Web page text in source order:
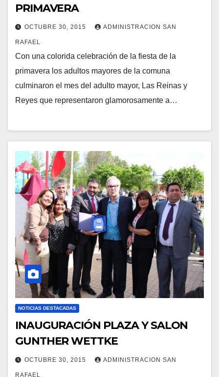
PRIMAVERA
OCTUBRE 30, 2015 ADMINISTRACION SAN
RAFAEL
Con una colorida celebración de la fiesta de la
primavera los adultos mayores de la comuna
culminaron el mes del adulto mayor, Las Reinas y
Reyes que representaron glamorosamente a…
NOTICIAS DESTACADAS
INAUGURACIÓN PLAZA Y SALON
GUNTHER WETTKE
OCTUBRE 30, 2015 ADMINISTRACION SAN
RAFAEL